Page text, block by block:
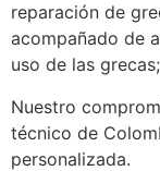
reparación de
acompañado de
uso de las grecas;
Nuestro
técnico de
personalizada.